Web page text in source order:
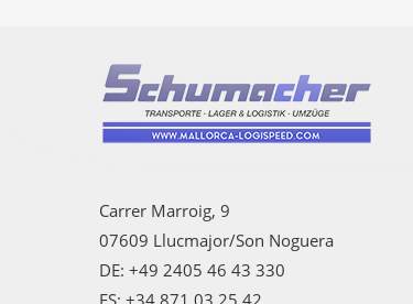
Carrer Marroig, 9
07609 Llucmajor/Son Noguera
DE: +49 2405 46 43 330
ES: +34 871 03 25 42